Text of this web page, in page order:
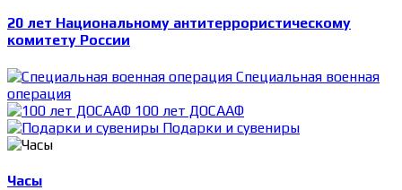
20 лет Национальному антитеррористическому
комитету России
Специальная военная
операция
100 лет ДОСААФ
Подарки и сувениры
Часы